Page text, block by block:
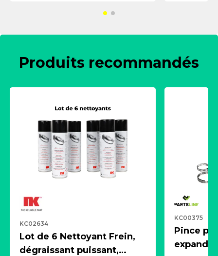
Produits recommandés
KC02634
Lot de 6 Nettoyant Frein,
dégraissant puissant,
KC00375
Pince